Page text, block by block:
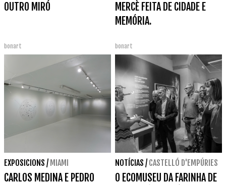
OUTRO MIRÓ
bonart
MERCÈ FEITA DE CIDADE E
MEMÓRIA.
bonart
EXPOSICIONS / MIAMI
CARLOS MEDINA E PEDRO
NOTÍCIAS / CASTELLÓ D'EMPÚRIES
O ECOMUSEU DA FARINHA DE